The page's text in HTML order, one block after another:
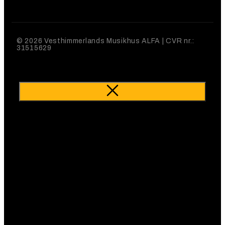
© 2026 Vesthimmerlands Musikhus ALFA | CVR nr.:
31515629